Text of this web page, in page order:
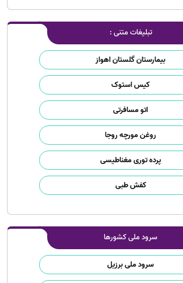
تبلیغات متنی :
بیمارستان گلستان اهواز
کیس استوک
اتو مسافرتی
روغن مورچه روجا
پرده توری مغناطیسی
کفش طبی
سرود ملی کشورها
سرود ملی برزیل